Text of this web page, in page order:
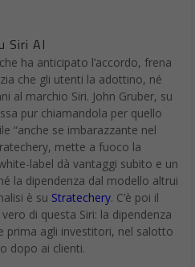
Siri AI
ha anticipato l’accordo, frena
che gli utenti la adottino, né
al marchio Siri. John Gruber, su
pur chiamandola per quello
“anche se imbarazzante nel
mette a fuoco la
label dà vantaggi subito e un
la dipendenza dal modello altrui
è su Stratechery. C’è poi il
di questa Siri: la dipendenza
prima agli investitori, nel salotto
dopo ai clienti.